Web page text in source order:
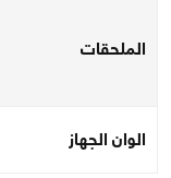
الملحقات
الوان الجهاز